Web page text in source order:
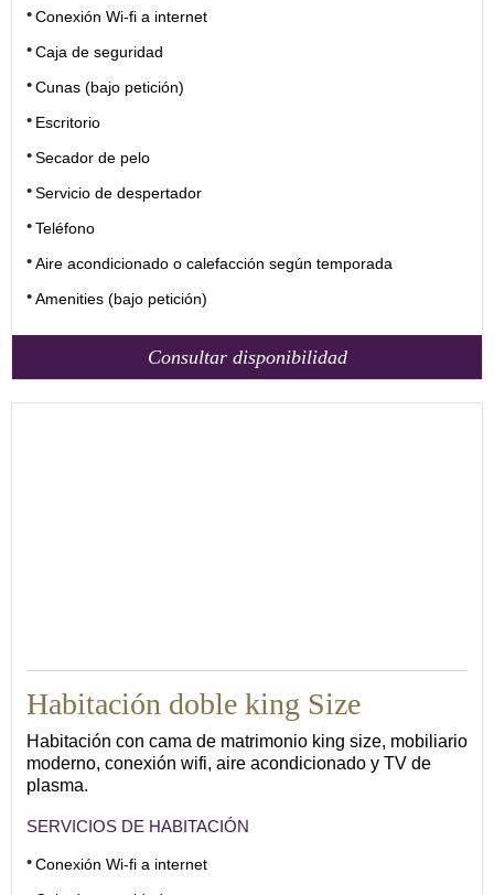
Conexión Wi-fi a internet
Caja de seguridad
Cunas (bajo petición)
Escritorio
Secador de pelo
Servicio de despertador
Teléfono
Aire acondicionado o calefacción según temporada
Amenities (bajo petición)
Consultar disponibilidad
Habitación doble king Size
Habitación con cama de matrimonio king size, mobiliario
moderno, conexión wifi, aire acondicionado y TV de
plasma.
SERVICIOS DE HABITACIÓN
Conexión Wi-fi a internet